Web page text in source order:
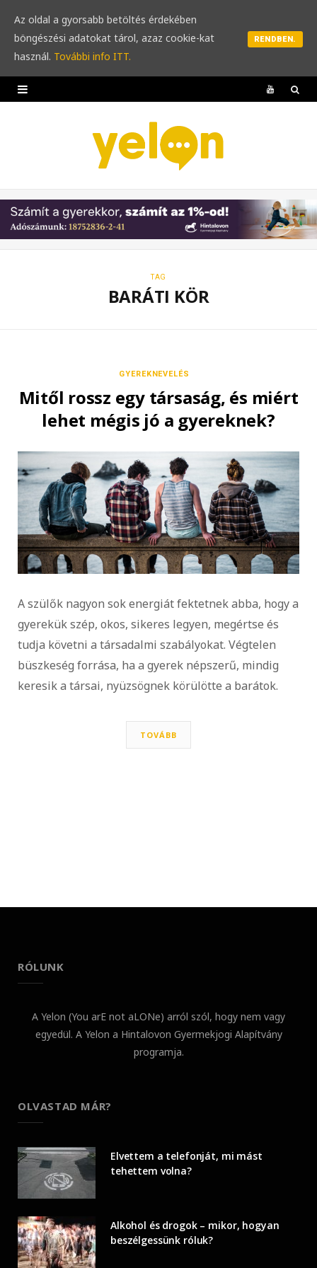
Y
u
b
e
TAG
BARÁTI KÖR
GYEREKNEVELÉS
Mitől rossz egy társaság, és miért
lehet mégis jó a gyereknek?
A szülők nagyon sok energiát fektetnek abba, hogy a
gyerekük szép, okos, sikeres legyen, megértse és
tudja követni a társadalmi szabályokat. Végtelen
büszkeség forrása, ha a gyerek népszerű, mindig
keresik a társai, nyüzsögnek körülötte a barátok.
TOVÁBB
RÓLUNK
A Yelon (You arE not aLONe) arról szól, hogy nem vagy
egyedül. A Yelon a Hintalovon Gyermekjogi Alapítvány
programja.
OLVASTAD MÁR?
Elvettem a telefonját, mi mást
tehettem volna?
Alkohol és drogok – mikor, hogyan
beszélgessünk róluk?
Az oldal a gyorsabb betöltés érdekében
böngészési adatokat tárol, azaz cookie-kat
használ. További info ITT.
RENDBEN.